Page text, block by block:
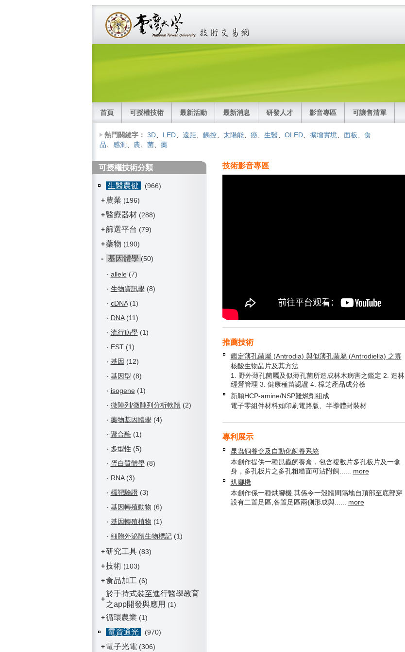
首頁 可授權技術 最新活動 最新消息 研發人才 影音專區 可讓售清單
熱門關鍵字： 3D、 LED、 遠距、 觸控、 太陽能、 癌、 生醫、 OLED、 擴增實境、 面板、 食
品、 感測 、 農、 菌、 藥
可授權技術分類
生醫農健
(966)
+ 農業 (196)
+醫療器材 (288)
+篩選平台 (79)
+藥物 (190)
- 基因體學 (50)
‧ allele(7)
‧ 生物資訊學(8)
‧ cDNA(1)
‧ DNA(11)
‧ 流行病學(1)
‧ EST(1)
‧ 基因 (12)
‧ 基因型 (8)
‧ isogene(1)
‧ 微陣列/微陣列分析軟體 (2)
‧ 藥物基因體學(4)
‧ 聚合酶(1)
‧ 多型性 (5)
‧ 蛋白質體學(8)
‧ RNA(3)
‧ 標靶驗證(3)
‧ 基因轉殖動物 (6)
‧ 基因轉殖植物 (1)
‧ 細胞外泌體生物標記(1)
+研究工具(83)
+技術(103)
+食品加工 (6)
+
於手持式裝至進行醫學教育
之app開發與應用 (1)
+循環農業 (1)
電資通光
(970)
+ 電子光電 (306)
技術影音專區
推薦技術
鑑定薄孔菌屬 (Antrodia) 與似薄孔菌屬 (Antrodiella) 之寡
核酸生物晶片及其方法
1. 野外薄孔菌屬及似薄孔菌所造成林木病害之鑑定 2. 造林
經營管理 3. 健康種苗認證 4. 樟芝產品成分檢
新穎HCP-amine/NSP難燃劑組成
電子零組件材料如印刷電路版、半導體封裝材
專利展示
昆蟲飼養盒及自動化飼養系統
本創作提供一種昆蟲飼養盒，包含複數片多孔板片及一盒
身，多孔板片之多孔粗糙面可沾附飼...... more
烘腳機
本創作係一種烘腳機,其係令一殼體間隔地自頂部至底部穿
設有二置足區,各置足區兩側形成與...... more